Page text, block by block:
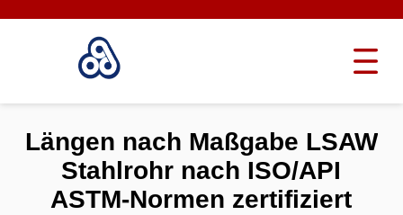
Längen nach Maßgabe LSAW
Stahlrohr nach ISO/API
ASTM-Normen zertifiziert